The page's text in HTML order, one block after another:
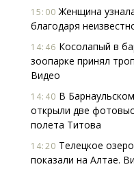
15:00 Женщина
благодаря
14:46 Косолапый в
зоопарке принял
Видео
14:40 В
открыли две
полета Титова
14:20 Телецкое
показали на Алтае.